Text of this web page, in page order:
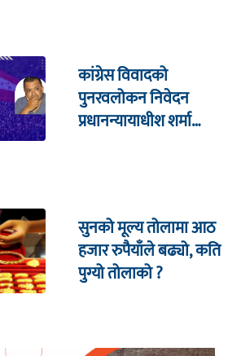
कांग्रेस विवादको
पुनरवलोकन निवेदन
प्रधानन्यायाधीश शर्मा
सुनको मूल्य तोलामा आठ
हजार रुपैयाँले बढ्यो, कति
पुग्यो तोलाको ?